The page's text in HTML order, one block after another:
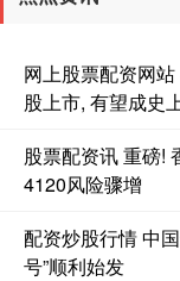
网上股票配资网
股上市, 有望成史
股票配资讯 重磅!
4120风险骤增
配资炒股行情 中
号”顺利始发